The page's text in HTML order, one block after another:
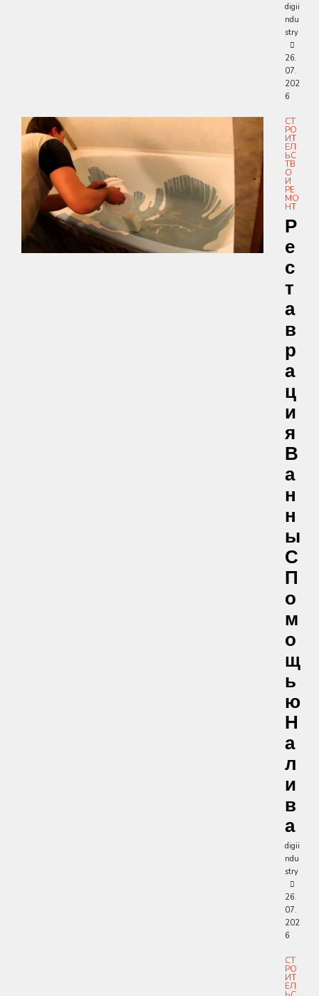
digii
ndu
stry
26.
07.
202
6
СТ
РО
ИТ
ЕЛ
ЬС
ТВ
О
И
РЕ
МО
НТ
Р
Е
С
Т
А
В
Р
А
Ц
И
Я
В
А
Н
Н
Ы
С
П
О
М
О
Щ
Ь
Ю
Н
А
Л
И
В
А
digii
ndu
stry
26.
07.
202
6
СТ
РО
ИТ
ЕЛ